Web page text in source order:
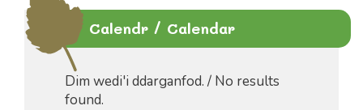
Calendr / Calendar
Dim wedi'i ddarganfod. / No results
found.